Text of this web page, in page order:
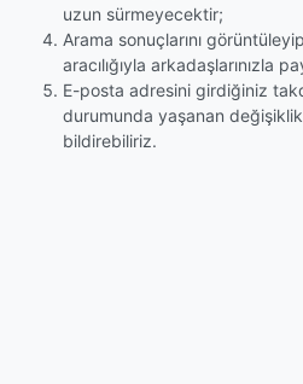
uzun sürmeyecektir;
Arama sonuçlarını
aracılığıyla arkadaşlarınızla
E-posta adresini girdiğiniz
durumunda yaşanan
bildirebiliriz.